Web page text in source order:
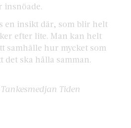
insnöade.
en insikt där, som blir helt
efter lite. Man kan helt
samhälle hur mycket som
det ska hålla samman.
Tiden